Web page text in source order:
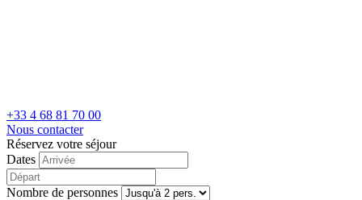
+33 4 68 81 70 00
Nous contacter
Réservez votre séjour
Dates
Nombre de personnes